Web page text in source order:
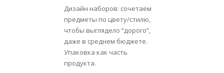
Дизайн наборов: сочетаем
предметы по цвету/стилю,
чтобы выглядело “дорого”,
даже в среднем бюджете.
Упаковка как часть
продукта.